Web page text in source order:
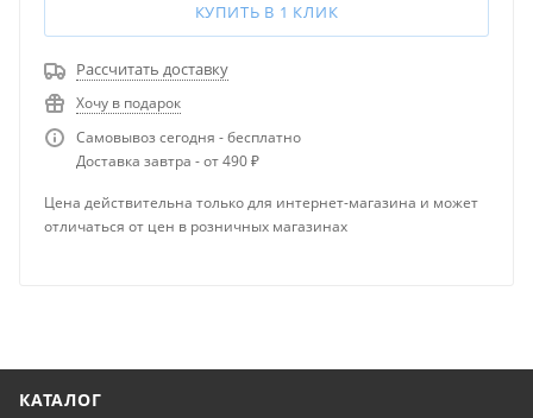
КУПИТЬ В 1 КЛИК
Рассчитать доставку
Хочу в подарок
Самовывоз сегодня - бесплатно
Доставка завтра - от 490 ₽
Цена действительна только для интернет-магазина и может
отличаться от цен в розничных магазинах
КАТАЛОГ